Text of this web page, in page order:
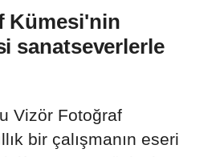
Kümesi'nin
sanatseverlerle
Vizör Fotoğraf
bir çalışmanın eseri